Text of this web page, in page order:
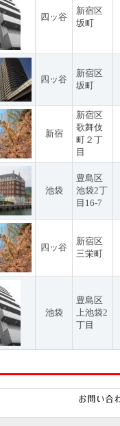
四ッ谷
新宿区
坂町
四ッ谷
新宿区
坂町
新宿
新宿区
歌舞伎
町２丁
目
池袋
豊島区
池袋2丁
目16-7
四ッ谷
新宿区
三栄町
池袋
豊島区
上池袋2
丁目